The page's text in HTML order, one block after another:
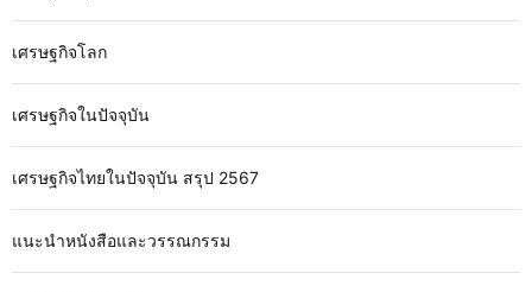
เศรษฐกิจโลก
เศรษฐกิจในปัจจุบัน
เศรษฐกิจไทยในปัจจุบัน สรุป 2567
แนะนำหนังสือและวรรณกรรม